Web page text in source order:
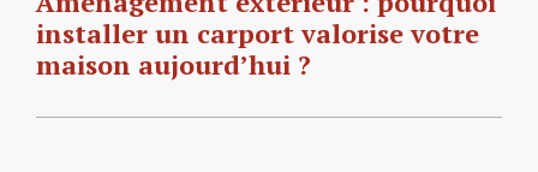
installer un carport valorise votre
maison aujourd’hui ?